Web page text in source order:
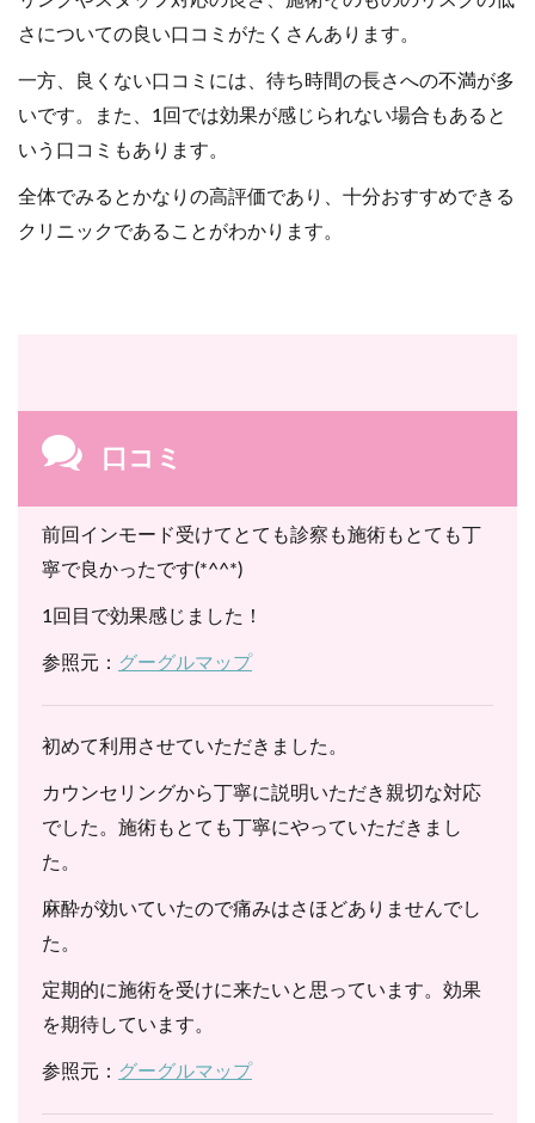
さについての良い口コミがたくさんあります。
一方、良くない口コミには、待ち時間の長さへの不満が多
いです。また、1回では効果が感じられない場合もあると
いう口コミもあります。
全体でみるとかなりの高評価であり、十分おすすめできる
クリニックであることがわかります。
口コミ
前回インモード受けてとても診察も施術もとても丁
寧で良かったです(*^^*)
1回目で効果感じました！
参照元： グーグルマップ
初めて利用させていただきました。
カウンセリングから丁寧に説明いただき親切な対応
でした。施術もとても丁寧にやっていただきまし
た。
麻酔が効いていたので痛みはさほどありませんでし
た。
定期的に施術を受けに来たいと思っています。効果
を期待しています。
参照元： グーグルマップ